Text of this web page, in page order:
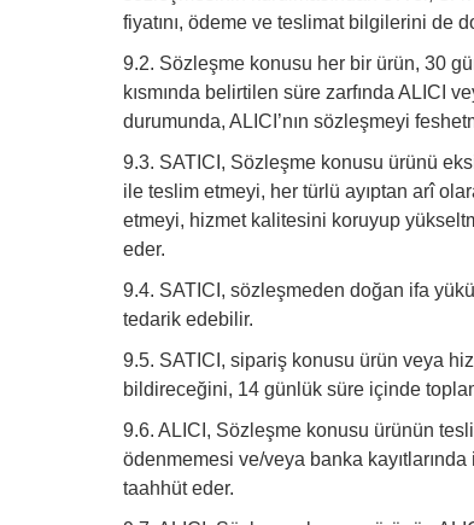
fiyatını, ödeme ve teslimat bilgilerini de
9.2. Sözleşme konusu her bir ürün, 30
kısmında belirtilen süre zarfında ALICI
durumunda, ALICI’nın sözleşmeyi
9.3. SATICI, Sözleşme konusu ürünü
ile teslim etmeyi, her türlü ayıptan arî
etmeyi, hizmet kalitesini koruyup
eder.
9.4. SATICI, sözleşmeden doğan ifa
tedarik edebilir.
9.5. SATICI, sipariş konusu ürün veya
bildireceğini, 14 günlük süre içinde
9.6. ALICI, Sözleşme konusu ürünün
ödenmemesi ve/veya banka
taahhüt eder.